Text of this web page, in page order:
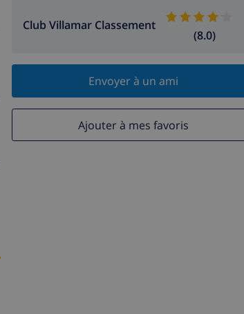
Club Villamar Classement
(8.0)
Envoyer à un ami
Ajouter à mes favoris